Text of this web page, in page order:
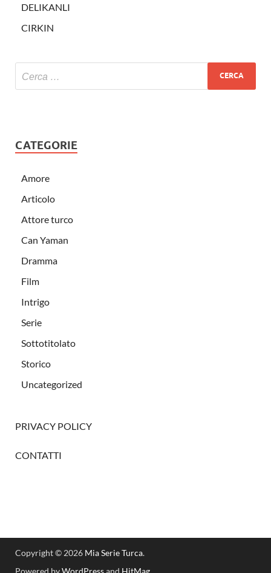
DELIKANLI
CIRKIN
CATEGORIE
Amore
Articolo
Attore turco
Can Yaman
Dramma
Film
Intrigo
Serie
Sottotitolato
Storico
Uncategorized
PRIVACY POLICY
CONTATTI
Copyright © 2026 Mia Serie Turca.
Powered byWordPressand HitMag